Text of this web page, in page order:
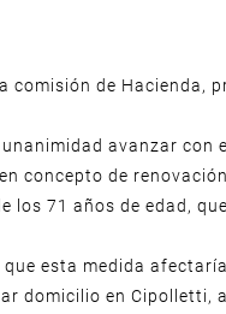
comisión de Hacienda,
avanzar con
concepto de
los 71 años de edad,
esta medida
domicilio en Cipolletti,